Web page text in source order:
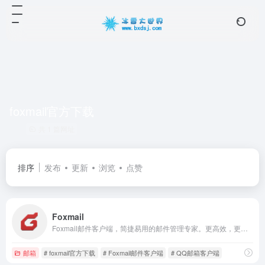
排序 发布 更新 浏览 点赞
Foxmail
邮箱 # foxmail官方下载 # Foxmail邮件客户端 # QQ邮箱客户端